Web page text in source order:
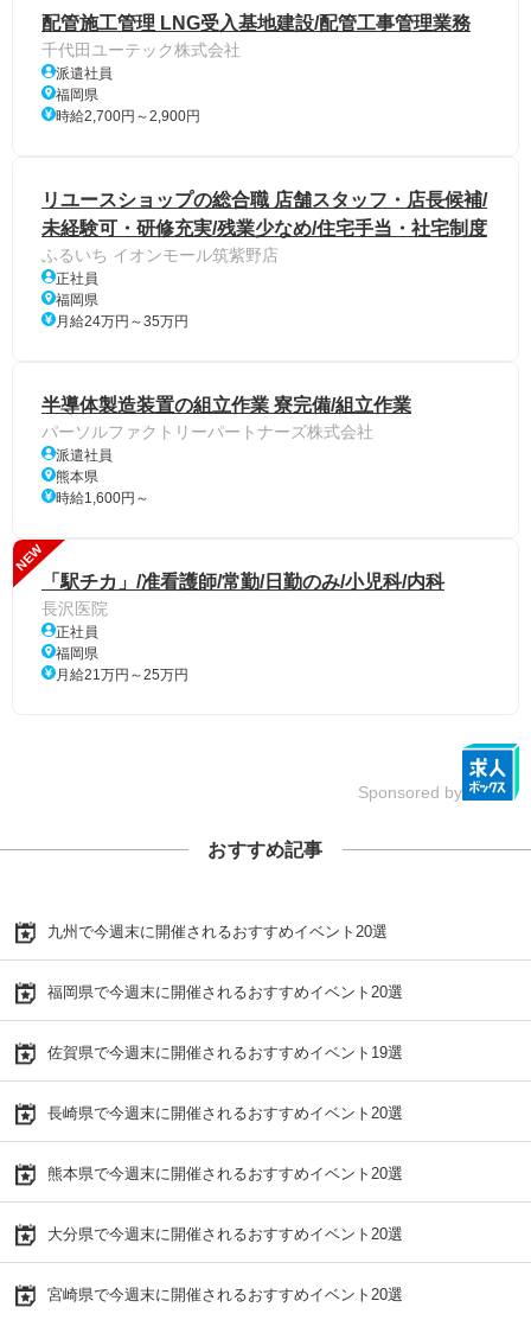
配管施工管理 LNG受入基地建設/配管工事管理業務
千代田ユーテック株式会社
派遣社員
福岡県
時給2,700円～2,900円
リユースショップの総合職 店舗スタッフ・店長候補/
未経験可・研修充実/残業少なめ/住宅手当・社宅制度
ふるいち イオンモール筑紫野店
正社員
福岡県
月給24万円～35万円
半導体製造装置の組立作業 寮完備/組立作業
パーソルファクトリーパートナーズ株式会社
派遣社員
熊本県
時給1,600円～
NEW
「駅チカ」/准看護師/常勤/日勤のみ/小児科/内科
長沢医院
正社員
福岡県
月給21万円～25万円
Sponsored by
おすすめ記事
九州で今週末に開催されるおすすめイベント20選
福岡県で今週末に開催されるおすすめイベント20選
佐賀県で今週末に開催されるおすすめイベント19選
長崎県で今週末に開催されるおすすめイベント20選
熊本県で今週末に開催されるおすすめイベント20選
大分県で今週末に開催されるおすすめイベント20選
宮崎県で今週末に開催されるおすすめイベント20選